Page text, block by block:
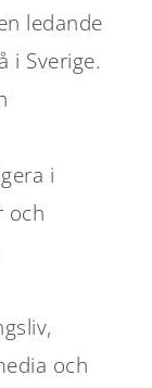
ledande
i Sverige.
i
och
och